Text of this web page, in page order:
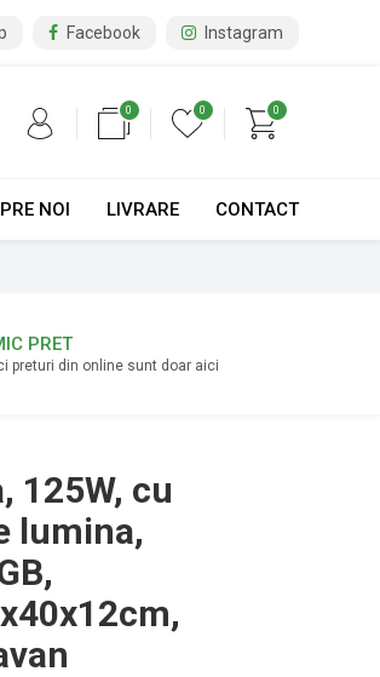
Facebook Instagram
0
0
0
CONTACT
LIVRARE
NOI
PRET
preturi din online sunt doar aici
125W, cu
lumina,